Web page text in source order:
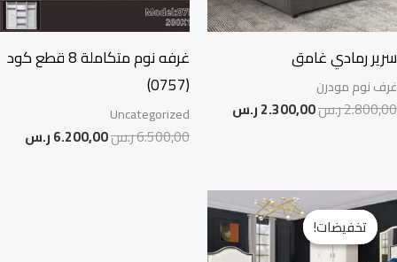
سرير رمادي غامق
غرف نوم مودرن
2.800,00ر.س2.300,00ر.س
غرفه نوم متكاملة 8 قطع كود
(0757)
Uncategorized
6.500,00ر.س6.200,00ر.س
تخفيضات!
تخفيضات!
السعر
الأصلي
هو:
6.700,00 ر.س.
السعر
الحالي
هو:
6.000,00 ر.س.